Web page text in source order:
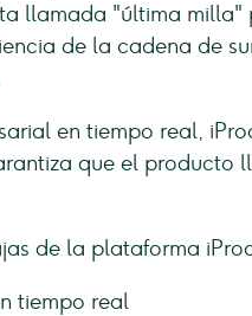
llamada "última milla"
de la cadena de
en tiempo real,
que el producto
de la plataforma
tiempo real